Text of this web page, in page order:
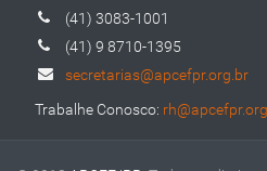
(41) 3083-1001
(41) 9 8710-1395
secretarias@apcefpr.org.br
Trabalhe Conosco: